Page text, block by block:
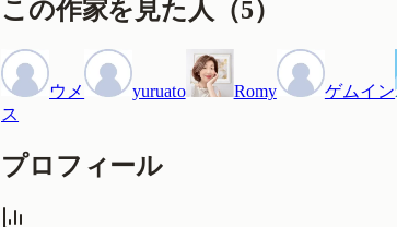
この作家を見た人 （5）
ウメ yuruato Romy ゲムイン
ス
プロフィール